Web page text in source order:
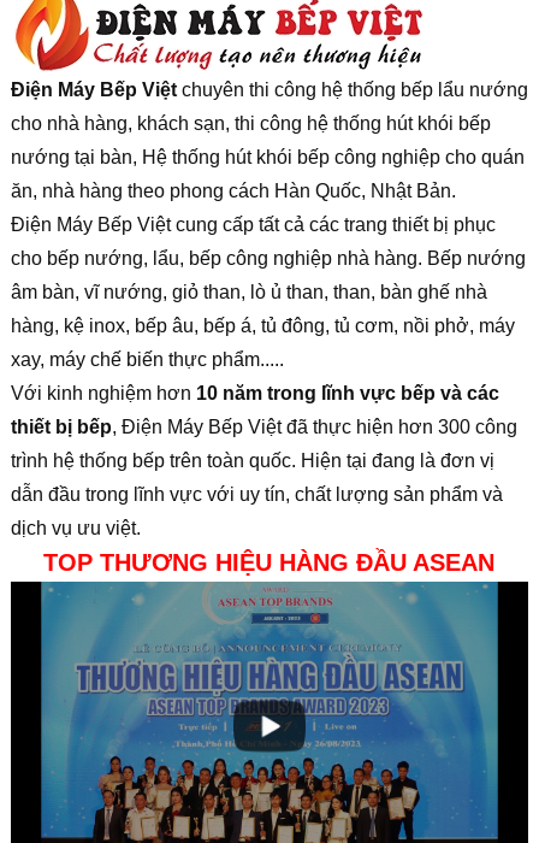
Điện Máy Bếp Việtchuyên thi công hệ thống bếp lẩu nướng
cho nhà hàng, khách sạn, thi công hệ thống hút khói bếp
nướng tại bàn, Hệ thống hút khói bếp công nghiệp cho quán
ăn, nhà hàng theo phong cách Hàn Quốc, Nhật Bản.
Điện Máy Bếp Việt cung cấp tất cả các trang thiết bị phục
cho bếp nướng, lẩu, bếp công nghiệp nhà hàng. Bếp nướng
âm bàn, vĩ nướng, giỏ than, lò ủ than, than, bàn ghế nhà
hàng, kệ inox, bếp âu, bếp á, tủ đông, tủ cơm, nồi phở, máy
xay, máy chế biến thực phẩm.....
Với kinh nghiệm hơn 10 năm trong lĩnh vực bếp và các
thiết bị bếp, Điện Máy Bếp Việt đã thực hiện hơn 300 công
trình hệ thống bếp trên toàn quốc. Hiện tại đang là đơn vị
dẫn đầu trong lĩnh vực với uy tín, chất lượng sản phẩm và
dịch vụ ưu việt.
TOP THƯƠNG HIỆU HÀNG ĐẦU ASEAN